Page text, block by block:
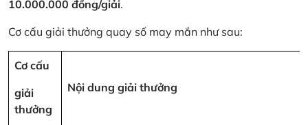
10.000.000 đồng/giải.
Cơ cấu giải thưởng quay số may mắn như sau:
Cơ cấu
giải
thưởng
Nội dung giải thưởng